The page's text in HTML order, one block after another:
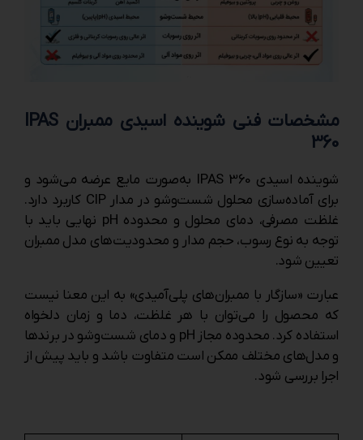
مشخصات فنی شوینده اسیدی ممبران IPAS
360
شوینده اسیدی IPAS 360 به‌صورت مایع عرضه می‌شود و
برای آماده‌سازی محلول شست‌وشو در مدار CIP کاربرد دارد.
غلظت مصرفی، دمای محلول و محدوده pH نهایی باید با
توجه به نوع رسوب، حجم مدار و محدودیت‌های مدل ممبران
تعیین شود.
عبارت «سازگار با ممبران‌های پلی‌آمیدی» به این معنا نیست
که محصول را می‌توان با هر غلظت، دما و زمان دلخواه
استفاده کرد. محدوده مجاز pH و دمای شست‌وشو در برندها
و مدل‌های مختلف ممکن است متفاوت باشد و باید پیش از
اجرا بررسی شود.